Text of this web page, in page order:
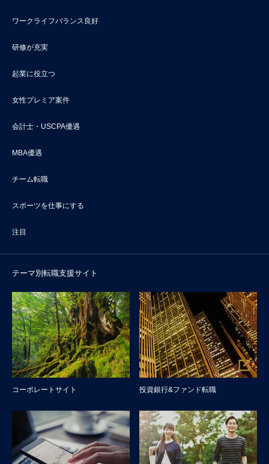
ワークライフバランス良好
研修が充実
起業に役立つ
女性プレミア案件
会計士・USCPA優遇
MBA優遇
チーム転職
スポーツを仕事にする
注目
テーマ別転職支援サイト
コーポレートサイト 投資銀行&ファンド転職